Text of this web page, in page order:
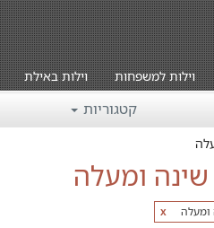
וילות למשפחות וילות באילת
קטגוריות
x